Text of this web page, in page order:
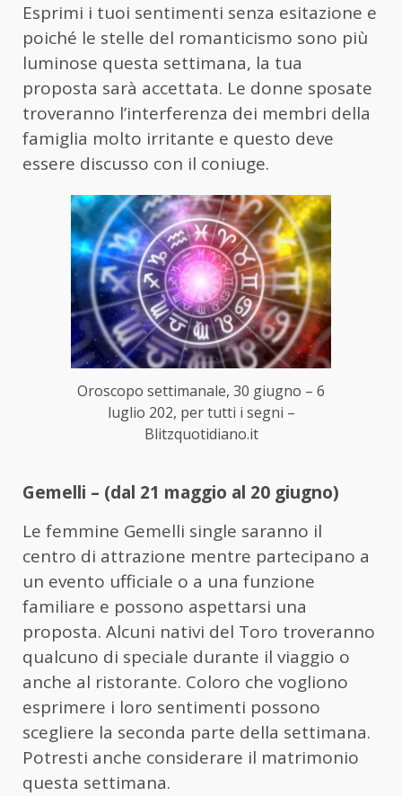
Esprimi i tuoi sentimenti senza esitazione e
poiché le stelle del romanticismo sono più
luminose questa settimana, la tua
proposta sarà accettata. Le donne sposate
troveranno l’interferenza dei membri della
famiglia molto irritante e questo deve
essere discusso con il coniuge.
Oroscopo settimanale, 30 giugno – 6
luglio 202, per tutti i segni –
Blitzquotidiano.it
Gemelli – (dal 21 maggio al 20 giugno)
Le femmine Gemelli single saranno il
centro di attrazione mentre partecipano a
un evento ufficiale o a una funzione
familiare e possono aspettarsi una
proposta. Alcuni nativi del Toro troveranno
qualcuno di speciale durante il viaggio o
anche al ristorante. Coloro che vogliono
esprimere i loro sentimenti possono
scegliere la seconda parte della settimana.
Potresti anche considerare il matrimonio
questa settimana.